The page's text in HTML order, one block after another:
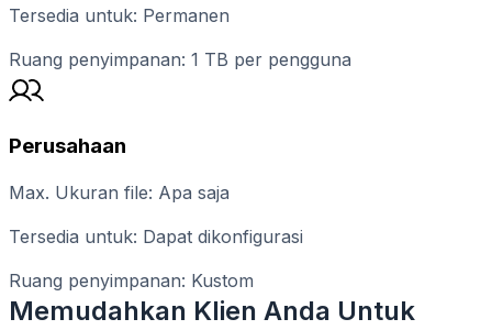
Tersedia untuk: Permanen
Ruang penyimpanan: 1 TB per pengguna
Perusahaan
Max. Ukuran file: Apa saja
Tersedia untuk: Dapat dikonfigurasi
Ruang penyimpanan: Kustom
Memudahkan Klien Anda Untuk